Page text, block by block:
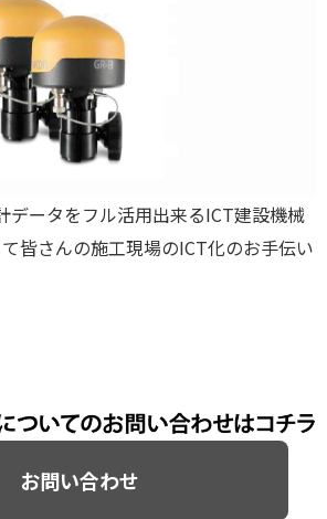
データをフル活用出来るICT建設機械
皆さんの施工現場のICT化のお手伝い
お問い合わせ